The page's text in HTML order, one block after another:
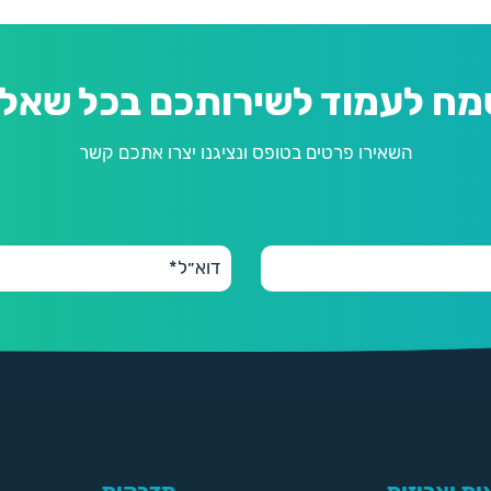
לעמוד לשירותכם בכל
השאירו פרטים בטופס ונציגנו יצרו אתכם קשר